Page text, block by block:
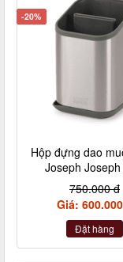
-20%
Hộp đựng dao
Joseph Joseph
(Steel) 851682
750.000 đ
Giá:
Đặt hàng